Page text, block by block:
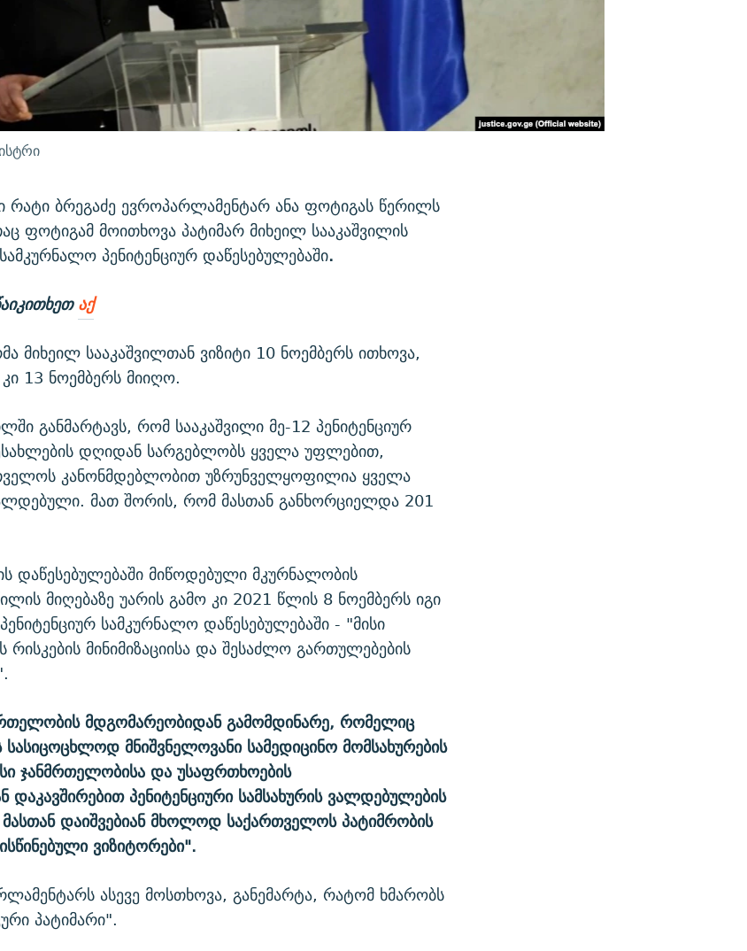
რატი ბრეგაძე ევროპარლამენტარ ანა ფოტიგას წერილს
ფოტიგამ მოითხოვა პატიმარ მიხეილ სააკაშვილის
პენიტენციურ დაწესებულებაში.
აქ
მიხეილ სააკაშვილთან ვიზიტი 10 ნოემბერს ითხოვა,
13 ნოემბერს მიიღო.
განმარტავს, რომ სააკაშვილი მე-12 პენიტენციურ
დღიდან სარგებლობს ყველა უფლებით,
კანონმდებლობით უზრუნველყოფილია ყველა
მათ შორის, რომ მასთან განხორციელდა 201
დაწესებულებაში მიწოდებული მკურნალობის
მიღებაზე უარის გამო კი 2021 წლის 8 ნოემბერს იგი
სამკურნალო დაწესებულებაში - "მისი
მინიმიზაციისა და შესაძლო გართულებების
მდგომარეობიდან გამომდინარე, რომელიც
მნიშვნელოვანი სამედიცინო მომსახურების
ჯანმრთელობისა და უსაფრთხოების
პენიტენციური სამსახურის ვალდებულების
დაიშვებიან მხოლოდ საქართველოს პატიმრობის
ვიზიტორები".
ასევე მოსთხოვა, განემარტა, რატომ ხმარობს
პატიმარი".